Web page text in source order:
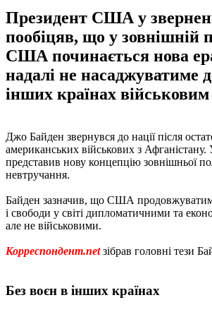
Президент США у
пообіцяв, що у зовнішній
США починається нова
надалі не насаджуватиме
інших країнах
Джо Байден звернувся до нації після
американських військових з Афганістану.
представив нову концепцію зовнішньої
невтручання.
Байден зазначив, що США
і свободи у світі дипломатичними та
але не військовими.
Корреспондент.netзібрав головні тези
Без воєн в інших країнах